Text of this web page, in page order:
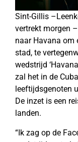
Sint-Gillis
vertrekt morgen
naar Havana om
stad, te
wedstrijd
zal het in de
leeftijdsgenoten
De inzet is een
landen.
“Ik zag op de